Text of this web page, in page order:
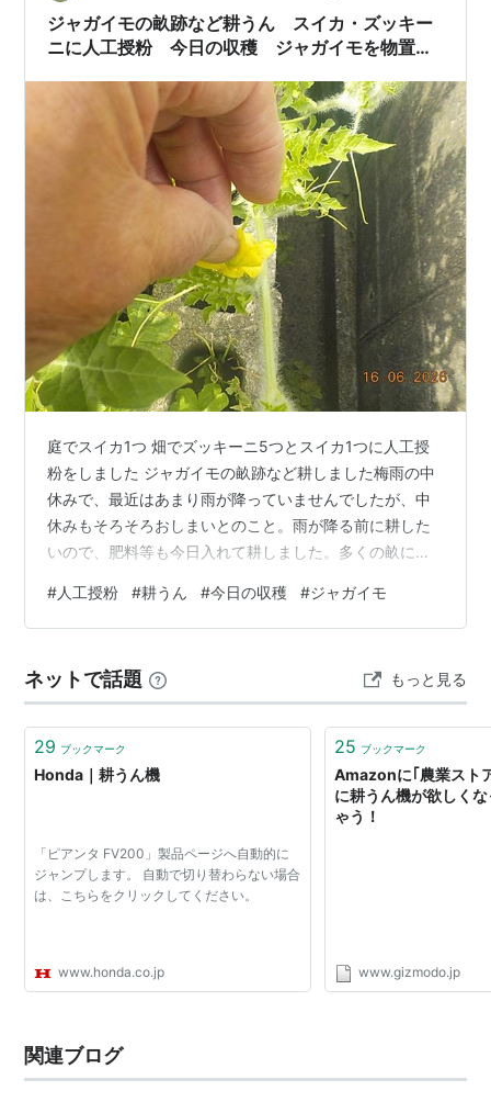
ジャガイモの畝跡など耕うん スイカ・ズッキー
ニに人工授粉 今日の収穫 ジャガイモを物置き
庭でスイカ1つ 畑でズッキーニ5つとスイカ1つに人工授
粉をしました ジャガイモの畝跡など耕しました梅雨の中
休みで、最近はあまり雨が降っていませんでしたが、中
休みもそろそろおしまいとのこと。雨が降る前に耕した
いので、肥料等も今日入れて耕しました。多くの畝には
モを植え付け予定の畝には苦土石灰と、ダイアジノンを
入れてBefore 管理機で耕しました。 After 家に戻ってき
にでもします。今日の収穫 掘り忘れのジャガイモ キュウ
リ ズッキーニ ピーマン インゲン ミニトマト イチゴ 南高
梅 南高梅が…
#人工授粉 #耕うん #今日の収穫 #ジャガイモ
ネットで話題 もっと見る
29 ブックマーク
Honda｜耕うん機
「ピアンタ FV200」製品ページへ自動的に
ジャンプします。 自動で切り替わらない場合
は、こちらをクリックしてください。
www.honda.co.jp
25 ブックマーク
Amazonに｢農業スト
に耕うん機が欲しく
ゃう！
www.gizmodo.jp
関連ブログ